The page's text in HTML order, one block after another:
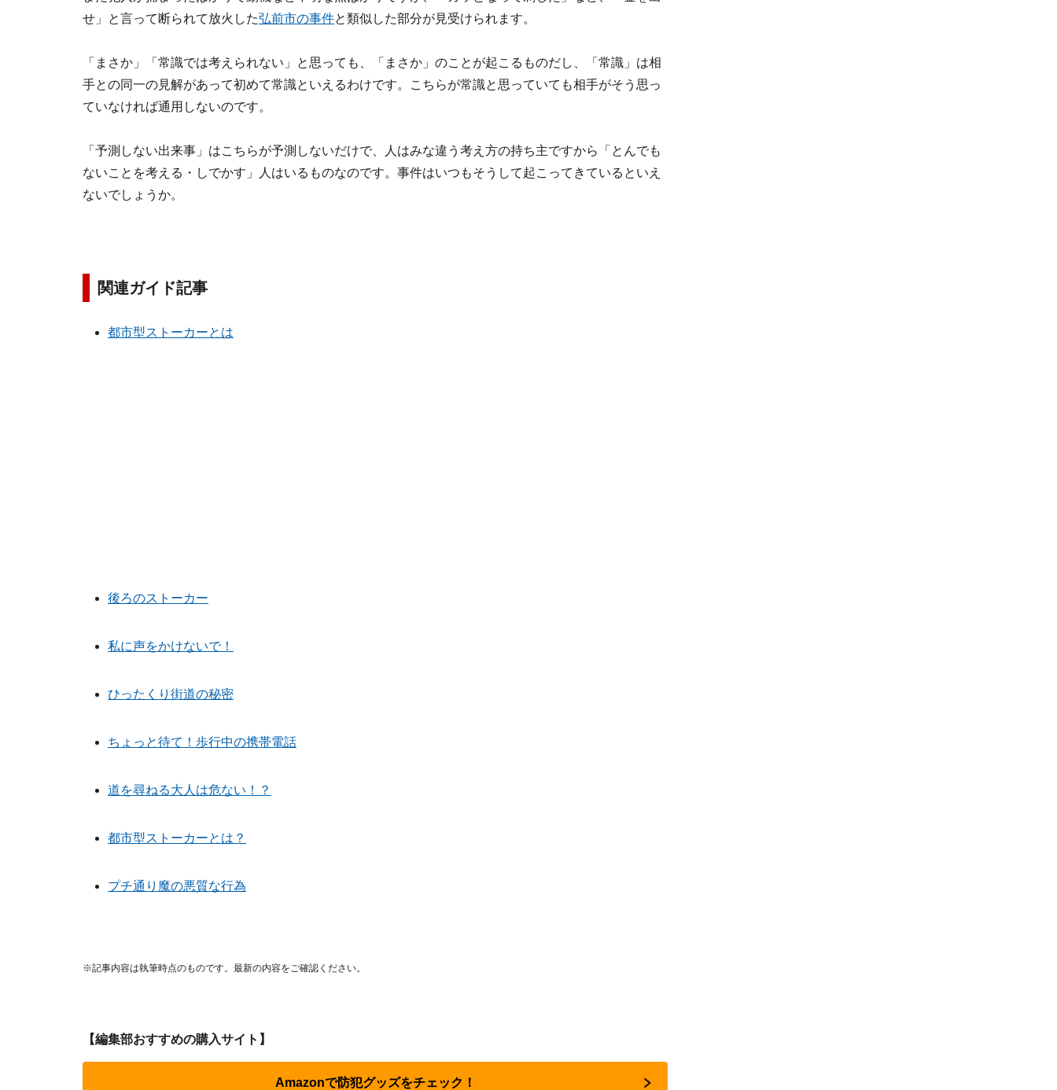
せ」と言って断られて放火した弘前市の事件と類似した部分が見受けられます。
「まさか」「常識では考えられない」と思っても、「まさか」のことが起こるものだし、「常識」は相
手との同一の見解があって初めて常識といえるわけです。こちらが常識と思っていても相手がそう思っ
ていなければ通用しないのです。
「予測しない出来事」はこちらが予測しないだけで、人はみな違う考え方の持ち主ですから「とんでも
ないことを考える・しでかす」人はいるものなのです。事件はいつもそうして起こってきているといえ
ないでしょうか。
関連ガイド記事
都市型ストーカーとは
後ろのストーカー
私に声をかけないで！
ひったくり街道の秘密
ちょっと待て！歩行中の携帯電話
道を尋ねる大人は危ない！？
都市型ストーカーとは？
プチ通り魔の悪質な行為
※記事内容は執筆時点のものです。最新の内容をご確認ください。
【編集部おすすめの購入サイト】
Amazonで防犯グッズをチェック！